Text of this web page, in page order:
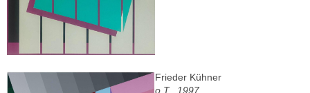
Frieder Kühner
o.T., 1997